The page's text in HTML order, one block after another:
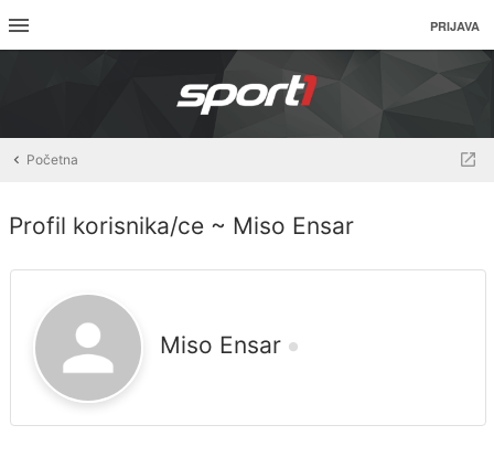
PRIJAVA
Početna
Profil korisnika/ce ~ Miso Ensar
Miso Ensar